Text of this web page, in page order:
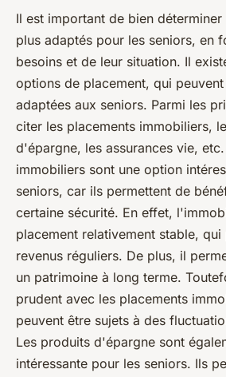
Il est important de bien
plus adaptés pour les seniors, en
besoins et de leur situation. Il
options de placement, qui
adaptées aux seniors. Parmi les
citer les placements immobiliers,
d'épargne, les assurances vie,
immobiliers sont une option
seniors, car ils permettent de
certaine sécurité. En effet,
placement relativement stable,
revenus réguliers. De plus, il
un patrimoine à long terme.
prudent avec les placements
peuvent être sujets à des
Les produits d'épargne sont
intéressante pour les seniors. Ils